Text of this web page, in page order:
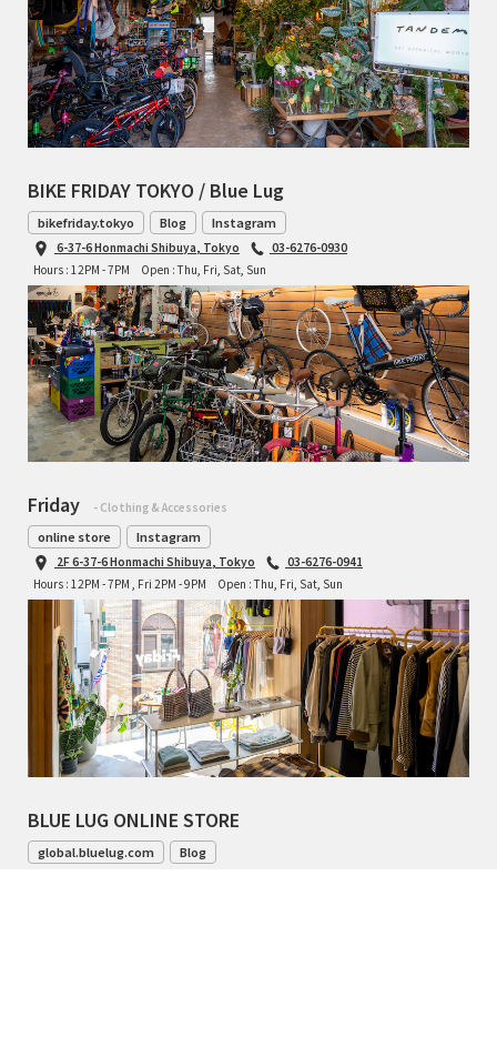
BIKE FRIDAY TOKYO / Blue Lug
bikefriday.tokyo Blog Instagram
6-37-6 Honmachi Shibuya, Tokyo
03-6276-0930
Hours : 12PM - 7PM
Open : Thu, Fri, Sat, Sun
Friday - Clothing & Accessories
online store Instagram
2F 6-37-6 Honmachi Shibuya, Tokyo
03-6276-0941
Hours : 12PM - 7PM , Fri 2PM - 9PM
Open : Thu, Fri, Sat, Sun
BLUE LUG ONLINE STORE
global.bluelug.com Blog